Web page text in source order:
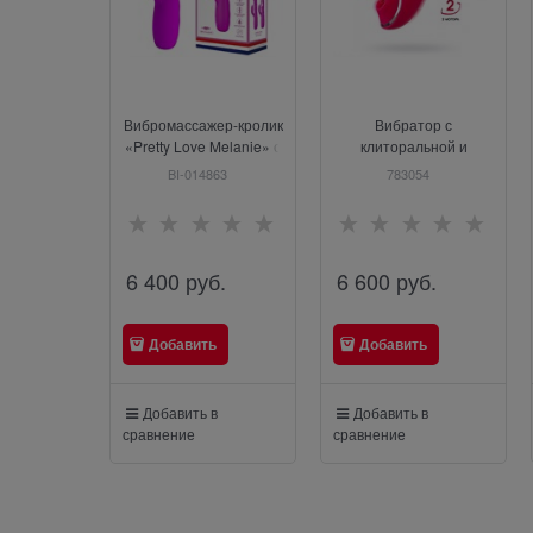
Вибромассажер-кролик
«Pretty Love Melanie» с
возвратно-
BI-014863
6 400 руб.
Добавить
Добавить в
сравнение
Вибратор с
клиторальной и
вакуумной
783054
6 600 руб.
Добавить
Добавить в
сравнение